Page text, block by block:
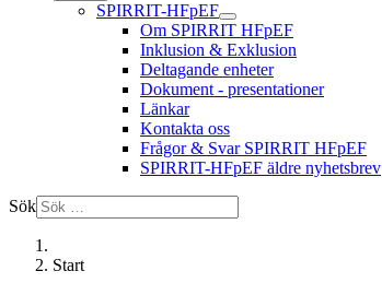
SPIRRIT-HFpEF
Om SPIRRIT HFpEF
Inklusion & Exklusion
Deltagande enheter
Dokument - presentationer
Länkar
Kontakta oss
Frågor & Svar SPIRRIT HFpEF
SPIRRIT-HFpEF äldre nyhetsbrev
Sök
Start